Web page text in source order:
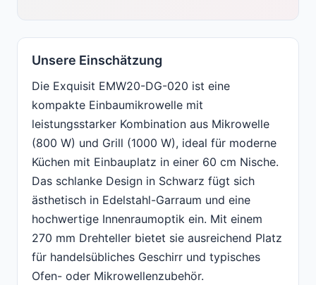
Unsere Einschätzung
Die Exquisit EMW20-DG-020 ist eine
kompakte Einbaumikrowelle mit
leistungsstarker Kombination aus Mikrowelle
(800 W) und Grill (1000 W), ideal für moderne
Küchen mit Einbauplatz in einer 60 cm Nische.
Das schlanke Design in Schwarz fügt sich
ästhetisch in Edelstahl-Garraum und eine
hochwertige Innenraumoptik ein. Mit einem
270 mm Drehteller bietet sie ausreichend Platz
für handelsübliches Geschirr und typisches
Ofen- oder Mikrowellenzubehör.